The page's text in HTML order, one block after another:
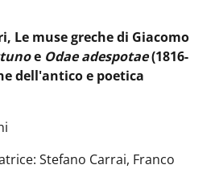
Le muse greche di Giacomo
e Odae adespotae(1816-
dell'antico e poetica
Stefano Carrai, Franco